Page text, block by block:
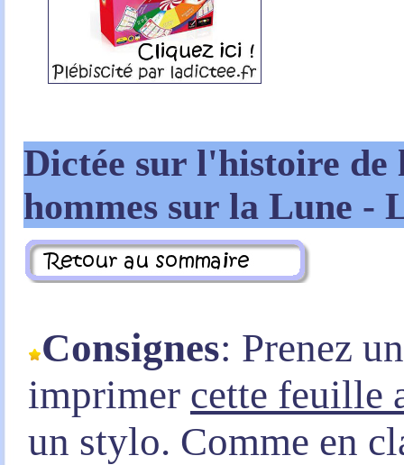
Dictée sur l'histoire
hommes sur la Lune -
Consignes: Prenez
imprimer cette feuille
un stylo. Comme en